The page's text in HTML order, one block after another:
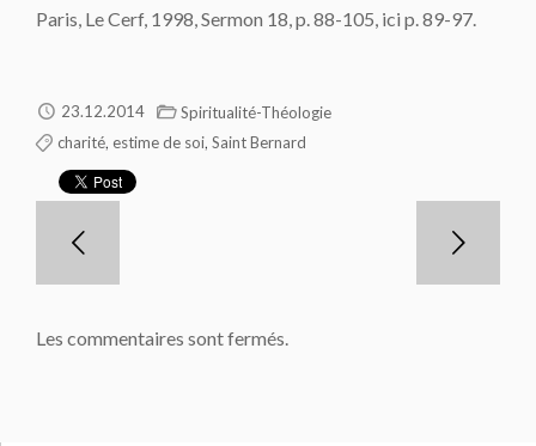
Paris, Le Cerf, 1998, Sermon 18, p. 88-105, ici p. 89-97.
23.12.2014
Spiritualité-Théologie
charité estime de soi Saint Bernard
Les commentaires sont fermés.